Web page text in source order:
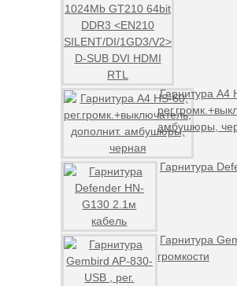
Гарнитура A4
амбушюры,
Гарнитура
Гарнитура
громкости